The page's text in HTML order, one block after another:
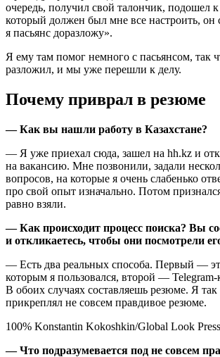
очередь, получил свой талончик, подошел
который должен был мне все настроить, он
я пасьянс доразложу».
Я ему там помог немного с пасьянсом, так
разложил, и мы уже перешли к делу.
Почему приврал в резюме
— Как вы нашли работу в Казахстане?
— Я уже приехал сюда, зашел на hh.kz и
на вакансию. Мне позвонили, задали
вопросов, на которые я очень слабенько
про свой опыт изначально. Потом
равно взяли.
— Как происходит процесс поиска? Вы
и откликаетесь, чтобы они посмотрели
— Есть два реальных способа. Первый —
которым я пользовался, второй — Telegram-
В обоих случаях составляешь резюме. Я
прикреплял не совсем правдивое резюме.
100% Konstantin Kokoshkin/Global Look Press
— Что подразумевается под не совсем